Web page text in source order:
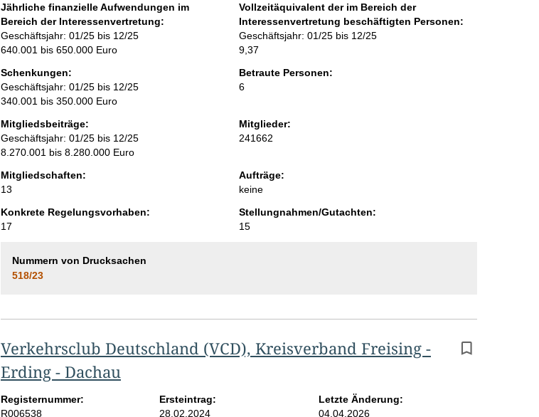
s
e
p
o
S
i
t
Jährliche finanzielle Aufwendungen im
Bereich der Interessenvertretung:
Geschäftsjahr: 01/25 bis 12/25
640.001 bis 650.000 Euro
Vollzeitäquivalent der im Bereich der
Interessenvertretung beschäftigten Personen:
Geschäftsjahr: 01/25 bis 12/25
9,37
Schenkungen:
Geschäftsjahr: 01/25 bis 12/25
340.001 bis 350.000 Euro
Betraute Personen:
6
Mitgliedsbeiträge:
Geschäftsjahr: 01/25 bis 12/25
8.270.001 bis 8.280.000 Euro
Mitglieder:
241662
Mitgliedschaften:
13
Aufträge:
keine
Konkrete Regelungsvorhaben:
17
Stellungnahmen/Gutachten:
15
Nummern von Drucksachen
518/23
Verkehrsclub Deutschland (VCD), Kreisverband Freising -
Erding - Dachau
Registernummer:
R006538
Ersteintrag:
28.02.2024
Letzte Änderung:
04.04.2026